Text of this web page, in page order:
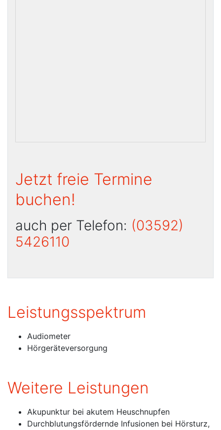
Jetzt freie Termine
buchen!
auch per Telefon: (03592)
5426110
Leistungsspektrum
Audiometer
Hörgeräteversorgung
Weitere Leistungen
Akupunktur bei akutem Heuschnupfen
Durchblutungsfördernde Infusionen bei Hörsturz,